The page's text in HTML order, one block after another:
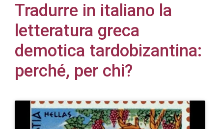
Tradurre in italiano la
letteratura greca
demotica tardobizantina:
perché, per chi?
Acconsento
all'uso dei
miei dati
accordo
con il